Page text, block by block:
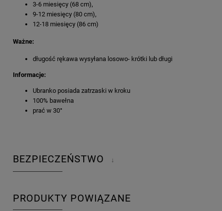
3-6 miesięcy (68 cm),
9-12 miesięcy (80 cm),
12-18 miesięcy (86 cm)
Ważne:
długość rękawa wysyłana losowo- krótki lub długi
Informacje:
Ubranko posiada zatrzaski w kroku
100% bawełna
prać w 30°
BEZPIECZEŃSTWO ↓
PRODUKTY POWIĄZANE